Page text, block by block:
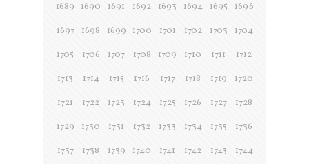
1689
1690 1691 1692 1693 1694 1695
1696
1697
1698 1699 1700 1701 1702 1703
1704
1705
1706 1707 1708 1709 1710 1711
1712
1713
1714 1715 1716 1717 1718 1719
1720
1721
1722 1723 1724 1725 1726 1727
1728
1729
1730 1731 1732 1733 1734 1735
1736
1737
1738 1739 1740 1741 1742 1743
1744